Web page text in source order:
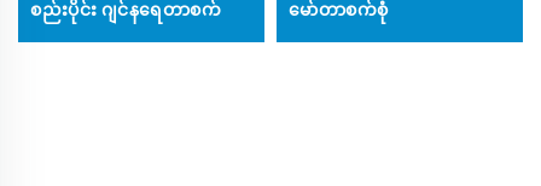
စည်းပိုင်း ဂျင်နရေတာစက်
မော်တာစက်စုံ